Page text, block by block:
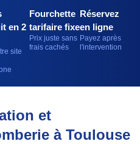
en 2
site
Fourchette
tarifaire fixe
Prix juste sans
frais cachés
Réservez
en ligne
Payez après
l'intervention
et
à Toulouse